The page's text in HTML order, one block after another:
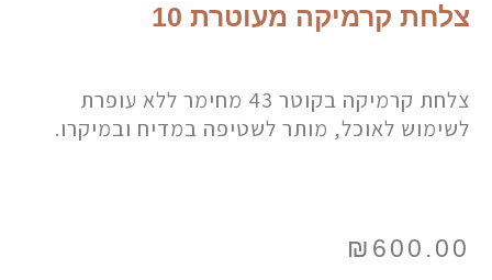
צלחת קרמיקה מעוטרת 10
צלחת קרמיקה בקוטר 43 מחימר ללא עופרת
לשימוש לאוכל, מותר לשטיפה במדיח ובמיקרו.
₪ 600.00